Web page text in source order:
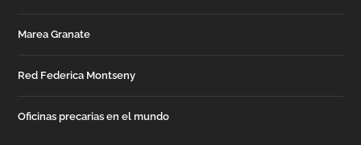
Marea Granate
Red Federica Montseny
Oficinas precarias en el mundo